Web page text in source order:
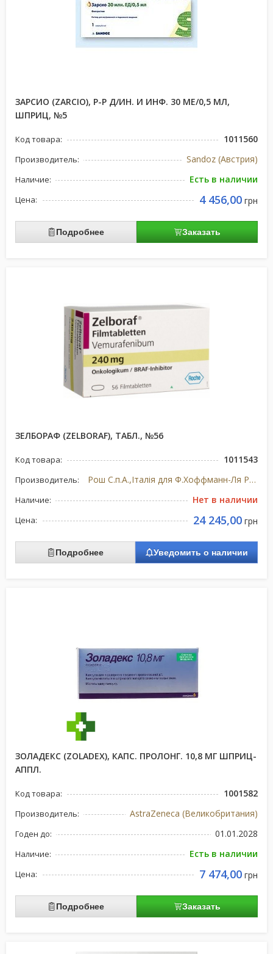
ЗАРСИО (ZARCIO), Р-Р Д/ИН. И ИНФ. 30 МЕ/0,5 МЛ,
ШПРИЦ, №5
Код товара: 1011560
Производитель: Sandoz (Австрия)
Наличие: Есть в наличии
Цена: 4 456,00 грн
Подробнее Заказать
ЗЕЛБОРАФ (ZELBORAF), ТАБЛ., №56
Код товара: 1011543
Производитель: Рош С.п.А.,Італія для Ф.Хоффманн-Ля Рош Лтд, Швейцарія, Італія/Швейцарія
Наличие: Нет в наличии
Цена: 24 245,00 грн
Подробнее Уведомить о наличии
ЗОЛАДЕКС (ZOLADEX), КАПС. ПРОЛОНГ. 10,8 МГ ШПРИЦ-
АППЛ.
Код товара: 1001582
Производитель: AstraZeneca (Великобритания)
Годен до: 01.01.2028
Наличие: Есть в наличии
Цена: 7 474,00 грн
Подробнее Заказать